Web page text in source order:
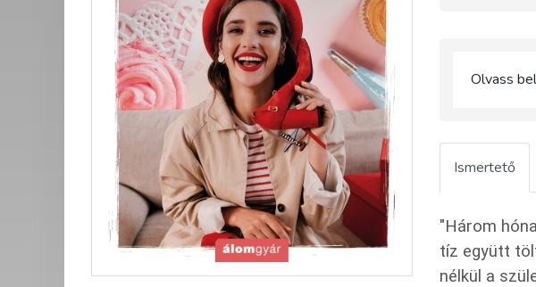
Olvass
Ismertető
"Három
tíz együtt
nélkül a